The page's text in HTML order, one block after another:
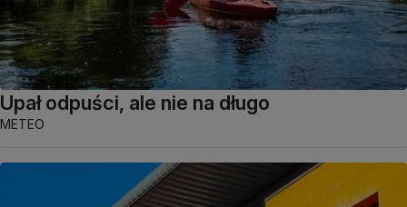
Upał odpuści, ale nie na długo
METEO